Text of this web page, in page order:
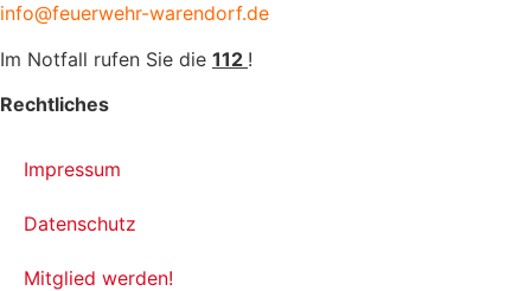
info@feuerwehr-warendorf.de
Im Notfall rufen Sie die 112 !
Rechtliches
Impressum
Datenschutz
Mitglied werden!